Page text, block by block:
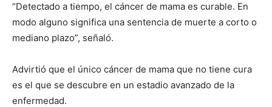
“Detectado a tiempo, el cáncer de mama es curable. En
modo alguno significa una sentencia de muerte a corto o
mediano plazo”, señaló.
Advirtió que el único cáncer de mama que no tiene cura
es el que se descubre en un estadio avanzado de la
enfermedad.